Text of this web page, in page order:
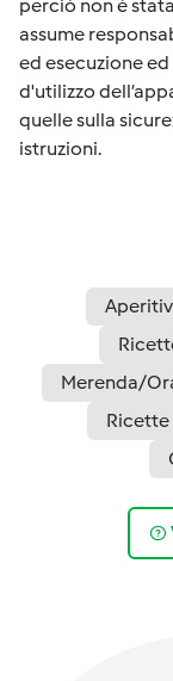
perciò non è
assume
ed esecuzione
d'utilizzo
quelle sulla
istruzioni.
Merenda/